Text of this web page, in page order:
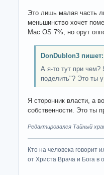
Это лишь малая часть
меньшинство хочет
Mac OS 7%, но орут
DonDublon3 пишет:
А я-то тут при чем?
поделить"? Это ты
Я сторонник власти, а
собственности. Это ты
Редактировался Тайный
Кто на человека говорит
от Христа Врача и Бога в